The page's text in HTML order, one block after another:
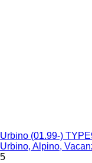
Urbino (01.99-)
Urbino, Alpino,
5